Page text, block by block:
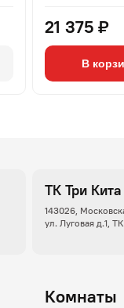
21 375 ₽
В
ТК Три Кита
143026,
ул. Луговая д.1,
Комнаты